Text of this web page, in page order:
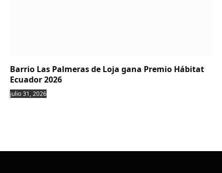
Barrio Las Palmeras de Loja gana Premio Hábitat
Ecuador 2026
julio 31, 2026